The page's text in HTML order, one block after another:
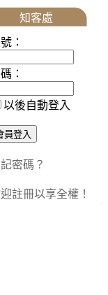
知客處
：
：
以後自動登入
密碼？
註冊以享全權！